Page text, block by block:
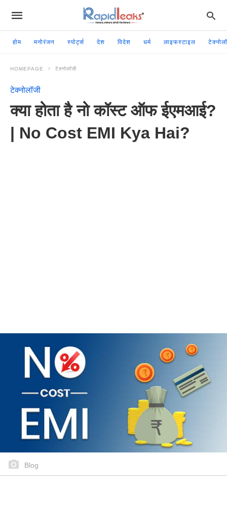
होम मनोरंजन स्पोर्ट्स देश विदेश धर्म लाइफस्टाइल
HOMEPAGE टेक्नोलॉजी
टेक्नोलॉजी
क्या होता है नो कॉस्ट ऑफ ईएमआई?
| No Cost EMI Kya Hai?
Blog